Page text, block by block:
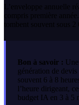
L’enveloppe annuelle
compris première
tombent souvent sous 2
Bon à savoir : Une
génération de devis
souvent 6 à 8
l’heure dirigeant,
budget IA en 3 à 5